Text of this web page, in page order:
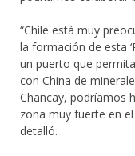
“Chile está muy
la formación de esta
un puerto que
con China de
Chancay, podríamos
zona muy fuerte en
detalló.